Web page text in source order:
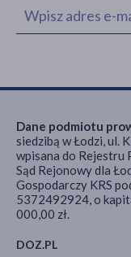
DOZ.PL
Dane podmiotu
siedzibą w Łodzi, ul.
wpisana do Rejestru
Sąd Rejonowy dla
Gospodarczy KRS
5372492924, o
000,00 zł.